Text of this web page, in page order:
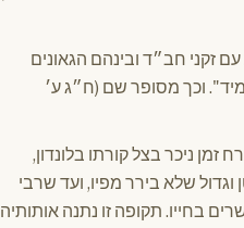
זקני חב״ד ובינהם הגאונים
וכך מסופר שם (ח״ג ע׳
ניכר בצל קורתו בלונדון,
שלא בירר מפיו, ועד שרבי
בחייו. תקופה זו נתנה אותותיה